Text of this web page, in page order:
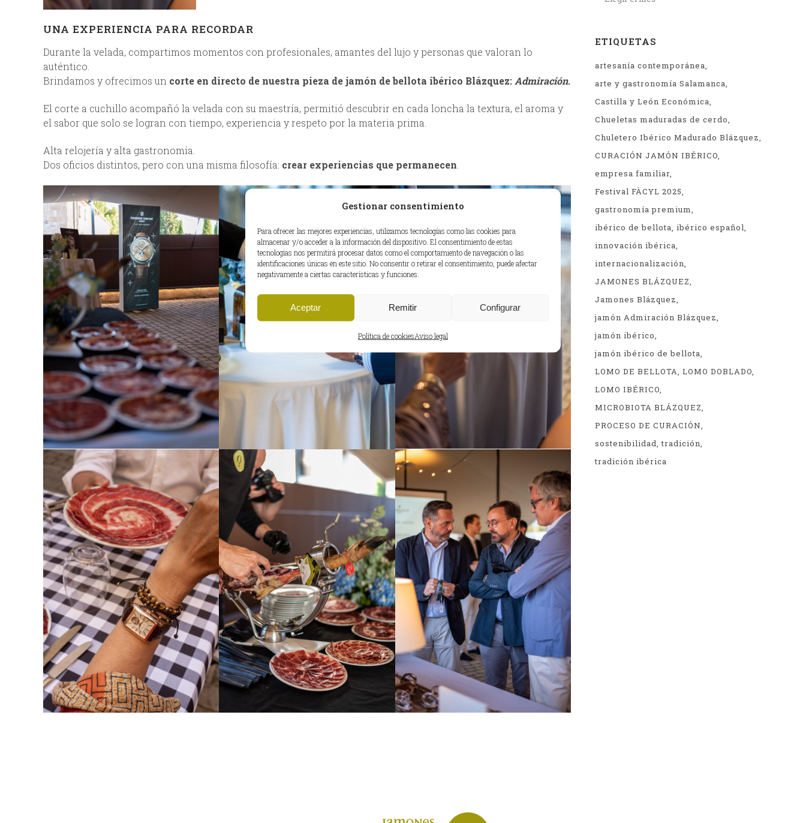
Gestionar consentimiento
Para ofrecer las mejores experiencias, utilizamos tecnologías como las cookies para
almacenar y/o acceder a la información del dispositivo. El consentimiento de estas
tecnologías nos permitirá procesar datos como el comportamiento de navegación o las
identificaciones únicas en este sitio. No consentir o retirar el consentimiento, puede afectar
negativamente a ciertas características y funciones.
Aceptar Remitir Configurar
Política de cookiesAviso legal
UNA EXPERIENCIA PARA RECORDAR
Durante la velada, compartimos momentos con profesionales, amantes del lujo y personas que valoran lo
auténtico.
Brindamos y ofrecimos un corte en directo de nuestra pieza de jamón de bellota ibérico Blázquez:Admiración.
El corte a cuchillo acompañó la velada con su maestría, permitió descubrir en cada loncha la textura, el aroma y
el sabor que solo se logran con tiempo, experiencia y respeto por la materia prima.
Alta relojería y alta gastronomía.
Dos oficios distintos, pero con una misma filosofía: crear experiencias que permanecen
ETIQUETAS
artesanía contemporánea
arte y gastronomía Salamanca
Castilla y León Económica
Chueletas maduradas de cerdo
Chuletero Ibérico Madurado Blázquez
CURACIÓN JAMÓN IBÉRICO
empresa familiar
Festival FÀCYL 2025
gastronomía premium
ibérico de bellota ibérico español
innovación ibérica
internacionalización
JAMONES BLÁZQUEZ
Jamones Blázquez
jamón Admiración Blázquez
jamón ibérico
jamón ibérico de bellota
LOMO DE BELLOTA LOMO DOBLADO
LOMO IBÉRICO
MICROBIOTA BLÁZQUEZ
PROCESO DE CURACIÓN
sostenibilidad tradición
tradición ibérica